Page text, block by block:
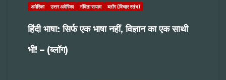
अमेरिका उत्तर अमेरिका नंदिता सयाम ब्लॉग (विचार स्तंभ)
हिंदी भाषा: सिर्फ एक भाषा नहीं, विज्ञान का एक साथी
भी! – (ब्लॉग)